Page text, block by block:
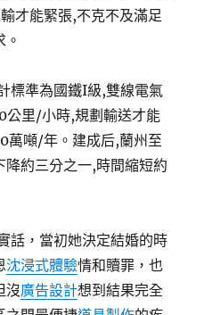
才能緊張,不克不及滿足
標準為國鐵I級,雙線電氣
公里/小時,規劃輸送才能
噸/年。建成后,蘭州至
約三分之一,時間縮短約
話，當初她決定結婚的時
沈浸式體驗情和贖罪，也
沒廣告設計想到結果完全